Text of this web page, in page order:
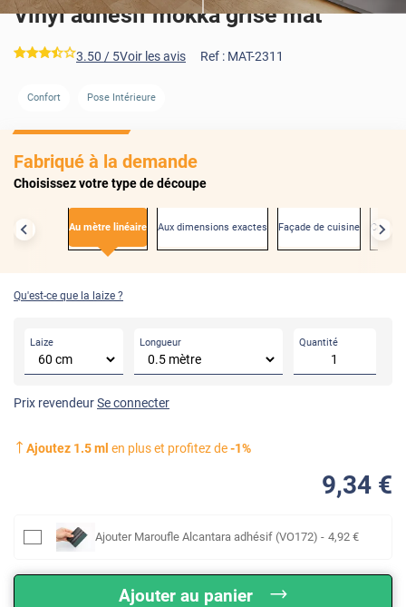
AVANT
Vinyl adhésif mokka grisé mat
*****3.50 / 5Voir les avis Ref : MAT-2311
Confort Pose Intérieure
Fabriqué à la demande
Choisissez votre type de découpe
Au mètre linéaire Aux dimensions exactes Façade de cuisine
Qu'est-ce que la laize ?
Laize Longueur Quantité
Prix revendeurSe connecter
Ajoutez 1.5ml en plus et profitez de-1%
9,34 €
Ajouter Maroufle Alcantara adhésif (VO172) - 4,92 €
Ajouter au panier